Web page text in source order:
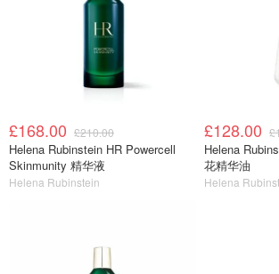
£168.00 £210.00
Helena Rubinstein HR Powercell
Skinmunity 精华液
Helena Rubinstein
£128.00
Helena
花精华油
Helena